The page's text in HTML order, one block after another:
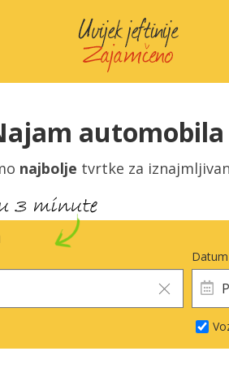
najbolje tvrtke za